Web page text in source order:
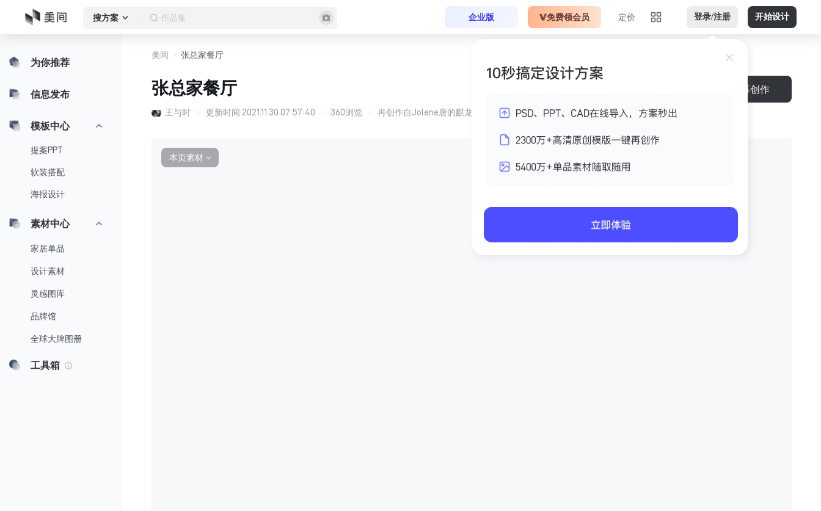
搜方案 作品集 企业版 免费领会员 定价 登录/注册 开始设计
为你推荐
信息发布
模板中心
提案PPT
软装搭配
海报设计
素材中心
家居单品
设计素材
灵感图库
品牌馆
全球大牌图册
工具箱
美间 张总家餐厅
张总家餐厅
王与时 更新时间 2021.11.30 07:57:40 360浏览 再创作自Jolene唐的麒龙华府D-2户型样板间最新版（轻奢）
再创作
本页素材 ∨